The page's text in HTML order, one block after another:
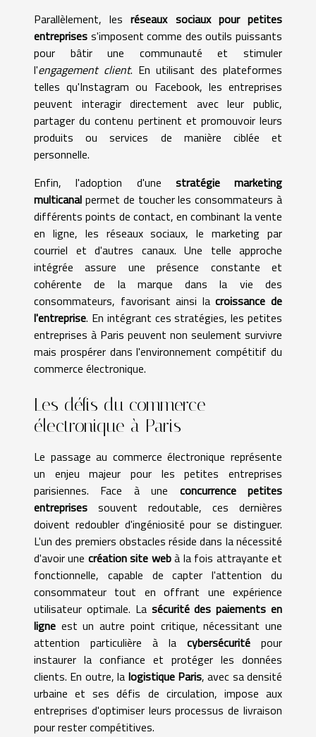
Parallèlement, lesréseaux sociaux pour petites
entreprises s'imposent comme des outils puissants
pour bâtir une communauté et stimuler
l'engagement client. En utilisant des plateformes
telles qu'Instagram ou Facebook, les entreprises
peuvent interagir directement avec leur public,
partager du contenu pertinent et promouvoir leurs
produits ou services de manière ciblée et
personnelle.
Enfin, l'adoption d'une stratégie marketing
multicanal permet de toucher les consommateurs à
différents points de contact, en combinant la vente
en ligne, les réseaux sociaux, le marketing par
courriel et d'autres canaux. Une telle approche
intégrée assure une présence constante et
cohérente de la marque dans la vie des
consommateurs, favorisant ainsi lacroissance de
l'entreprise. En intégrant ces stratégies, les petites
entreprises à Paris peuvent non seulement survivre
mais prospérer dans l'environnement compétitif du
commerce électronique.
Les défis du commerce
électronique à Paris
Le passage au commerce électronique représente
un enjeu majeur pour les petites entreprises
parisiennes. Face à une concurrence petites
entreprises souvent redoutable, ces dernières
doivent redoubler d'ingéniosité pour se distinguer.
L'un des premiers obstacles réside dans la nécessité
d'avoir une création site webà la fois attrayante et
fonctionnelle, capable de capter l'attention du
consommateur tout en offrant une expérience
utilisateur optimale. La sécurité des paiements en
ligne est un autre point critique, nécessitant une
attention particulière à la cybersécurité pour
instaurer la confiance et protéger les données
clients. En outre, la logistique Paris, avec sa densité
urbaine et ses défis de circulation, impose aux
entreprises d'optimiser leurs processus de livraison
pour rester compétitives.